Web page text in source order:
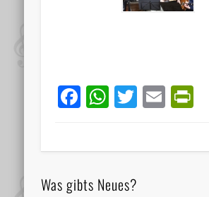
Facebook
WhatsApp
Twitter
Email
Was gibts Neues?